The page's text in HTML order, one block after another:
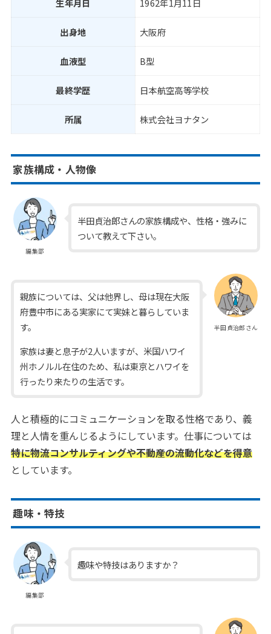
生年月日 1962年1月11日
出身地 大阪府
血液型 B型
最終学歴 日本航空高等学校
所属 株式会社ヨナタン
家族構成・人物像
編集部
半田貞治郎さんの家族構成や、性格・強みに
ついて教えて下さい。
半田貞治郎さん
親族については、父は他界し、母は現在大阪
府豊中市にある実家にて実妹と暮らしていま
す。
家族は妻と息子が2人いますが、米国ハワイ
州ホノルル在住のため、私は東京とハワイを
行ったり来たりの生活です。
人と積極的にコミュニケーションを取る性格であり、義
理と人情を重んじるようにしています。仕事については
特に物流コンサルティングや不動産の流動化などを得意
としています。
趣味・特技
編集部
趣味や特技はありますか？